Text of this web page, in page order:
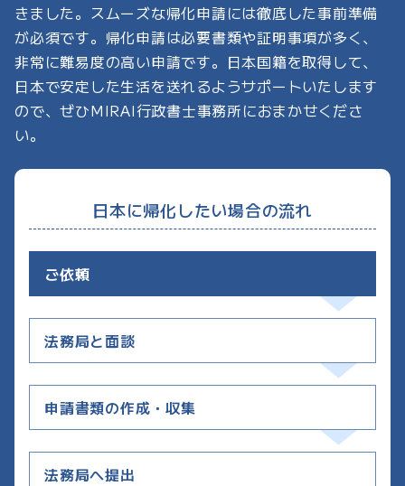
きました。スムーズな帰化申請には徹底した事前準備
が必須です。帰化申請は必要書類や証明事項が多く、
非常に難易度の高い申請です。日本国籍を取得して、
日本で安定した生活を送れるようサポートいたします
ので、ぜひMIRAI行政書士事務所におまかせくださ
い。
日本に帰化したい場合の流れ
ご依頼
法務局と面談
申請書類の作成・収集
法務局へ提出